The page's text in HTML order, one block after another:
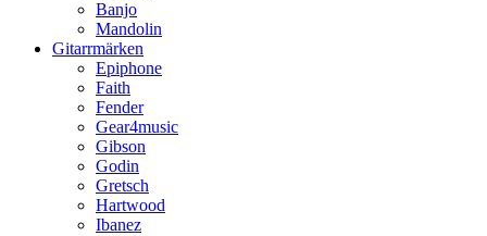
Banjo
Mandolin
Gitarrmärken
Epiphone
Faith
Fender
Gear4music
Gibson
Godin
Gretsch
Hartwood
Ibanez